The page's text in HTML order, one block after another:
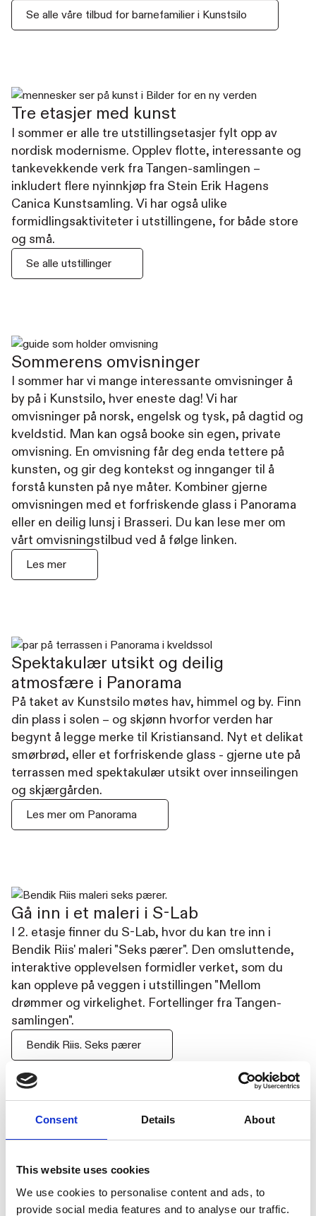
Consent Details About
This website uses cookies
We use cookies to personalise content and ads, to
provide social media features and to analyse our traffic.
Se alle våre tilbud for barnefamilier i Kunstsilo
Tre etasjer med kunst
I sommer er alle tre utstillingsetasjer fylt opp av
nordisk modernisme. Opplev flotte, interessante og
tankevekkende verk fra Tangen-samlingen –
inkludert flere nyinnkjøp fra Stein Erik Hagens
Canica Kunstsamling. Vi har også ulike
formidlingsaktiviteter i utstillingene, for både store
og små.
Se alle utstillinger
Sommerens omvisninger
I sommer har vi mange interessante omvisninger å
by på i Kunstsilo, hver eneste dag! Vi har
omvisninger på norsk, engelsk og tysk, på dagtid og
kveldstid. Man kan også booke sin egen, private
omvisning. En omvisning får deg enda tettere på
kunsten, og gir deg kontekst og innganger til å
forstå kunsten på nye måter. Kombiner gjerne
omvisningen med et forfriskende glass i Panorama
eller en deilig lunsj i Brasseri. Du kan lese mer om
vårt omvisningstilbud ved å følge linken.
Les mer
Spektakulær utsikt og deilig
atmosfære i Panorama
På taket av Kunstsilo møtes hav, himmel og by. Finn
din plass i solen – og skjønn hvorfor verden har
begynt å legge merke til Kristiansand. Nyt et delikat
smørbrød, eller et forfriskende glass - gjerne ute på
terrassen med spektakulær utsikt over innseilingen
og skjærgården.
Les mer om Panorama
Gå inn i et maleri i S-Lab
I 2. etasje finner du S-Lab, hvor du kan tre inn i
Bendik Riis' maleri "Seks pærer". Den omsluttende,
interaktive opplevelsen formidler verket, som du
kan oppleve på veggen i utstillingen "Mellom
drømmer og virkelighet. Fortellinger fra Tangen-
samlingen".
Bendik Riis. Seks pærer
Sommermeny i Brasseri
Brasseriets kokker står klar til å servere deg deilige
unge og voksne ganer. Reserver gjerne bord!